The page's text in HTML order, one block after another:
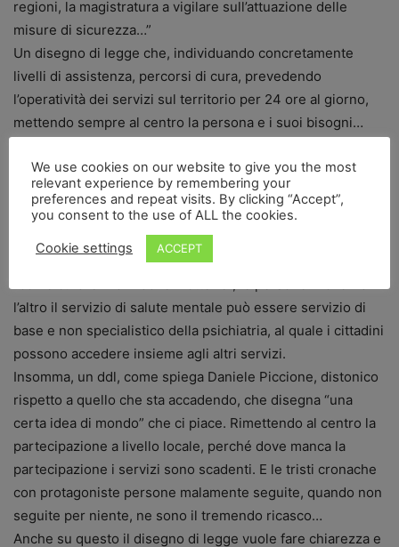
regioni, la magistratura a vigilare sull’attuazione delle
misure di sicurezza…”
Un disegno di legge che, individuando concretamente
livelli di assistenza, percorsi di cura, prevedendo
l’operatività dei servizi sul territorio per 24 ore al giorno,
mettendo sempre al centro la persona e i suoi bisogni…
della salute mentale dell’OMS, come della Convenzione
ONU dei diritti delle persone con disabilità. Che a tratti
sembriamo aver trascurato.
Al centro, ritorna, concreta, in tutte le sue possibili
articolazioni, la città che cura, una città che si chiede
l’altro il servizio di salute mentale può essere servizio di
base e non specialistico della psichiatria, al quale i cittadini
possono accedere insieme agli altri servizi.
Insomma, un ddl, come spiega Daniele Piccione, distonico
rispetto a quello che sta accadendo, che disegna “una
certa idea di mondo” che ci piace. Rimettendo al centro la
partecipazione a livello locale, perché dove manca la
partecipazione i servizi sono scadenti. E le tristi cronache
con protagoniste persone malamente seguite, quando non
seguite per niente, ne sono il tremendo ricasco…
Anche su questo il disegno di legge vuole fare chiarezza e
We use cookies on our website to give you the most
relevant experience by remembering your
preferences and repeat visits. By clicking “Accept”,
you consent to the use of ALL the cookies.
Cookie settings ACCEPT